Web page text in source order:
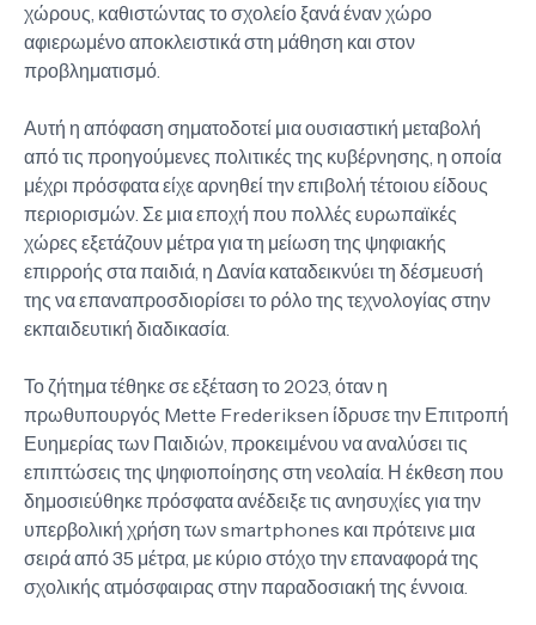
χώρους, καθιστώντας το σχολείο ξανά έναν χώρο
αφιερωμένο αποκλειστικά στη μάθηση και στον
προβληματισμό.
Αυτή η απόφαση σηματοδοτεί μια ουσιαστική μεταβολή
από τις προηγούμενες πολιτικές της κυβέρνησης, η οποία
μέχρι πρόσφατα είχε αρνηθεί την επιβολή τέτοιου είδους
περιορισμών. Σε μια εποχή που πολλές ευρωπαϊκές
χώρες εξετάζουν μέτρα για τη μείωση της ψηφιακής
επιρροής στα παιδιά, η Δανία καταδεικνύει τη δέσμευσή
της να επαναπροσδιορίσει το ρόλο της τεχνολογίας στην
εκπαιδευτική διαδικασία.
Το ζήτημα τέθηκε σε εξέταση το 2023, όταν η
πρωθυπουργός Mette Frederiksen ίδρυσε την Επιτροπή
Ευημερίας των Παιδιών, προκειμένου να αναλύσει τις
επιπτώσεις της ψηφιοποίησης στη νεολαία. Η έκθεση που
δημοσιεύθηκε πρόσφατα ανέδειξε τις ανησυχίες για την
υπερβολική χρήση των smartphones και πρότεινε μια
σειρά από 35 μέτρα, με κύριο στόχο την επαναφορά της
σχολικής ατμόσφαιρας στην παραδοσιακή της έννοια.